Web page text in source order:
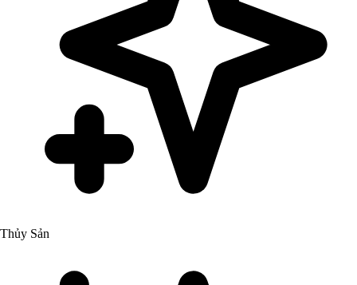
Thủy Sản